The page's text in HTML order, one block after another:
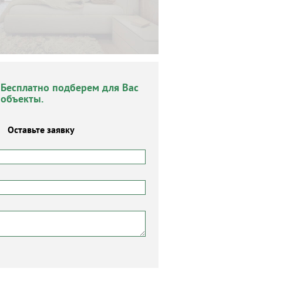
Бесплатно подберем для Вас
объекты.
Оставьте заявку